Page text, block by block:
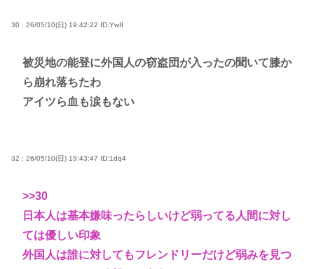
30 : 26/05/10(日) 19:42:22 ID:YwIf
被災地の能登に外国人の窃盗団が入ったの聞いて膝か
ら崩れ落ちたわ
アイツら血も涙もない
32 : 26/05/10(日) 19:43:47 ID:1dq4
>>30
日本人は基本嫌味ったらしいけど弱ってる人間に対し
ては優しい印象
外国人は誰に対してもフレンドリーだけど弱みを見つ